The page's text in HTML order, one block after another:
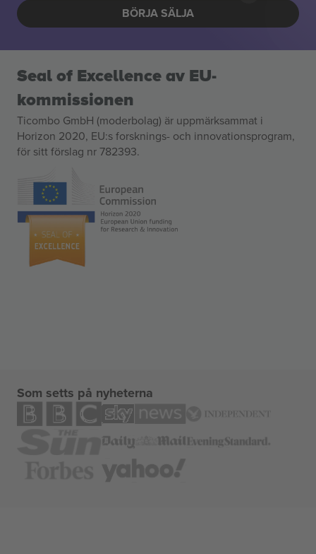
BÖRJA SÄLJA
Seal of Excellence av EU-
kommissionen
Ticombo GmbH (moderbolag) är uppmärksammat i
Horizon 2020, EU:s forsknings- och innovationsprogram,
för sitt förslag nr 782393.
Som setts på nyheterna